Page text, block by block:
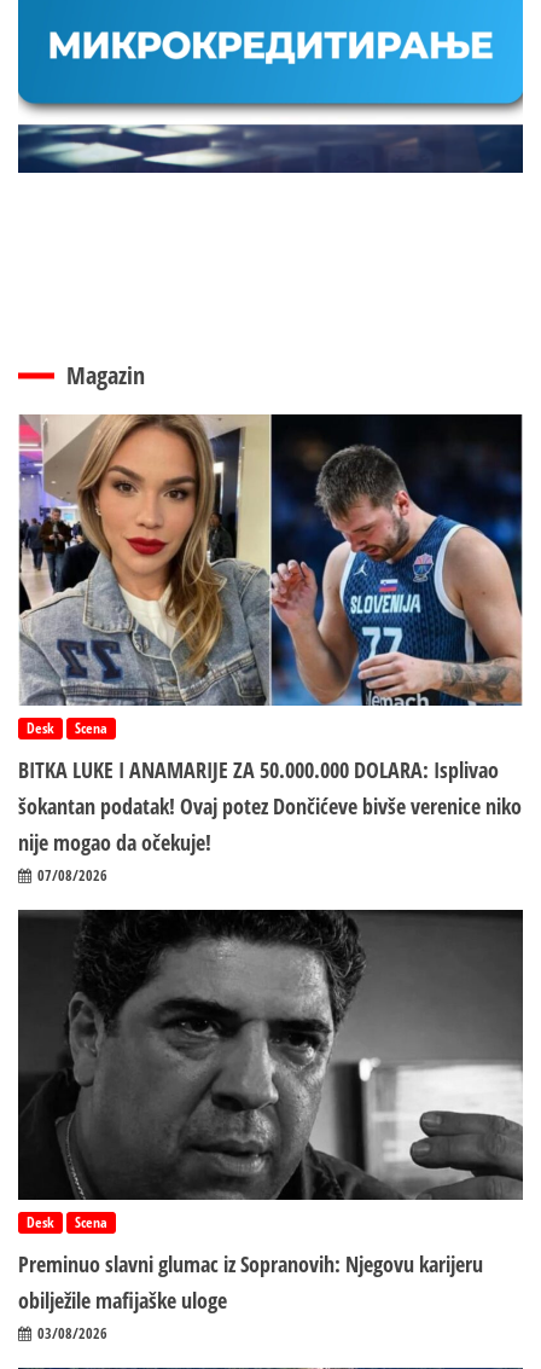
Magazin
Desk Scena
BITKA LUKE I ANAMARIJE ZA 50.000.000 DOLARA: Isplivao
šokantan podatak! Ovaj potez Dončićeve bivše verenice niko
nije mogao da očekuje!
07/08/2026
Desk Scena
Preminuo slavni glumac iz Sopranovih: Njegovu karijeru
obilježile mafijaške uloge
03/08/2026